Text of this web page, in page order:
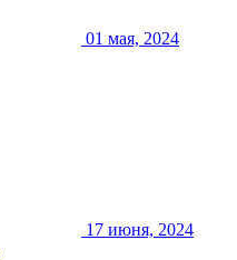
01 мая, 2024
17 июня, 2024